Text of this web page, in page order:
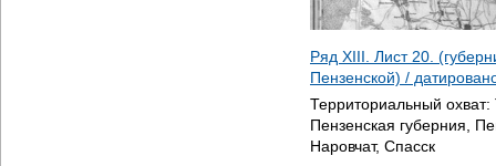
Ряд XIII. Лист 20.
Пензенской) /
Территориальный охват:
Пензенская губерния,
Наровчат, Спасск